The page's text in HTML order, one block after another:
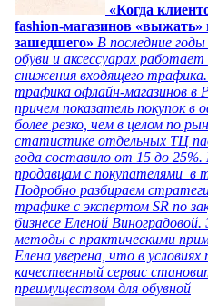
«Когда
fashion-магазинов
зашедшего» В последние
обуви и аксессуарах работает
снижения входящего
трафика офлайн-магазинов в
причем показатель покупок в
более резко, чем в целом по
статистике отдельных ТЦ
года составило от 15 до
продавцам с покупателями в
Подробно разбираем
трафике с экспертом SR по
бизнесе Еленой
методы с практическими
Елена уверена, что в
качественный сервис
преимуществом для обувной